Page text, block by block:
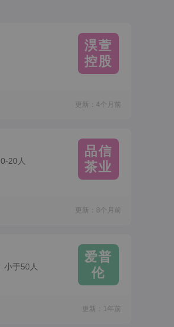
淏萱
控股
更新：4个月前
0-20人
品信
茶业
更新：8个月前
小于50人
爱普
伦
更新：1年前